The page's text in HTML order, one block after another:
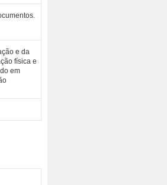
e da
física e
em